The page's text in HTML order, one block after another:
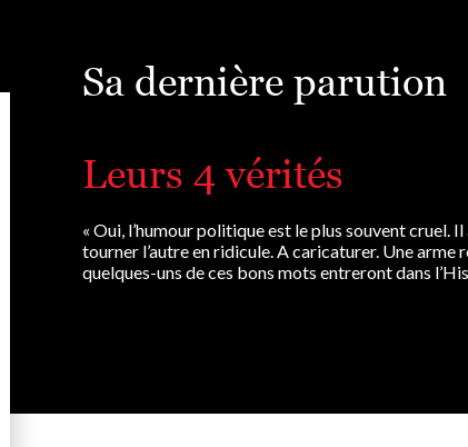
Sa dernière parution
Leurs 4 vérités
« Oui, l’humour politique est le plus souvent cruel. Il
tourner l’autre en ridicule. A caricaturer. Une arme
quelques-uns de ces bons mots entreront dans